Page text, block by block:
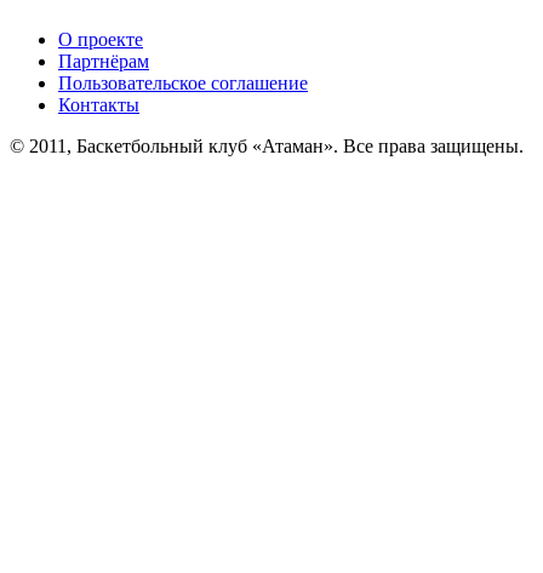
О проекте
Партнёрам
Пользовательское соглашение
Контакты
© 2011, Баскетбольный клуб «Атаман». Все права защищены.